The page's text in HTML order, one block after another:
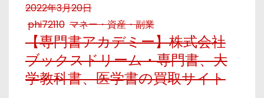
2022年3月20日
phi72110 マネー・資産・副業
【専門書アカデミー】株式会社
ブックスドリーム・専門書、大
学教科書、医学書の買取サイト